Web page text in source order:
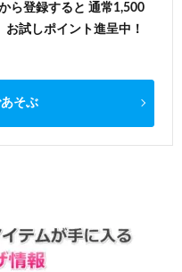
ら登録すると 通常1,500
お試しポイント進呈中！
そぶ